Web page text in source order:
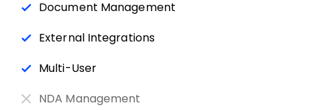
Document Management
External Integrations
Multi-User
NDA Management